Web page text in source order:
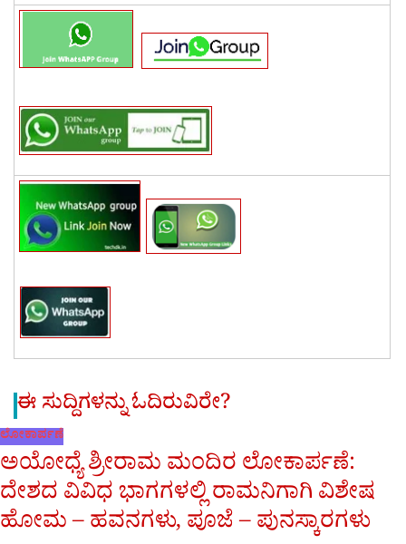
ಈ ಸುದ್ದಿಗಳನ್ನು ಓದಿರುವಿರೇ?
ಲೋಕಾರ್ಪಣೆ
ಅಯೋಧ್ಯೆ ಶ್ರೀರಾಮ ಮಂದಿರ ಲೋಕಾರ್ಪಣೆ:
ದೇಶದ ವಿವಿಧ ಭಾಗಗಳಲ್ಲಿ ರಾಮನಿಗಾಗಿ ವಿಶೇಷ
ಹೋಮ – ಹವನಗಳು, ಪೂಜೆ – ಪುನಸ್ಕಾರಗಳು